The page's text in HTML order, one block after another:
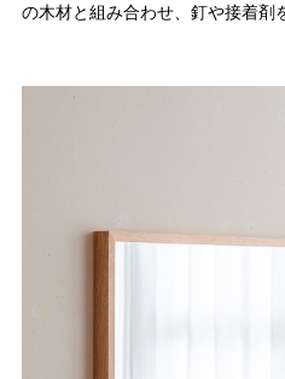
の木材と組み合わせ、釘や接着剤